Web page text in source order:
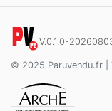
V.0.1.0-
© 2025 Paruvendu.fr |